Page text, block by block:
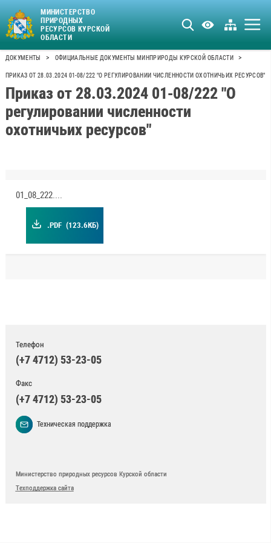
МИНИСТЕРСТВО
ПРИРОДНЫХ
РЕСУРСОВ КУРСКОЙ
ОБЛАСТИ
ДОКУМЕНТЫ > ОФИЦИАЛЬНЫЕ ДОКУМЕНТЫ МИНПРИРОДЫ КУРСКОЙ ОБЛАСТИ >
ПРИКАЗ ОТ 28.03.2024 01-08/222 "О РЕГУЛИРОВАНИИ ЧИСЛЕННОСТИ ОХОТНИЧЬИХ РЕСУРСОВ"
Приказ от 28.03.2024 01-08/222 "О
регулировании численности
охотничьих ресурсов"
01_08_222.pdf
.PDF (123.6КБ)
Телефон
(+7 4712) 53-23-05
Факс
(+7 4712) 53-23-05
Техническая поддержка
Министерство природных ресурсов Курской области
Техподдержка сайта